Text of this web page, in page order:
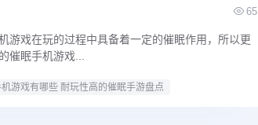
65
游戏在玩的过程中具备着一定的催眠作用，所以更
催眠手机游戏...
游戏有哪些 耐玩性高的催眠手游盘点